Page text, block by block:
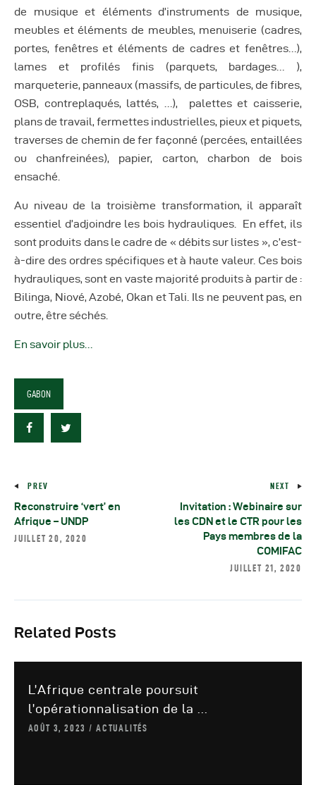
de musique et éléments d’instruments de musique,
meubles et éléments de meubles, menuiserie (cadres,
portes, fenêtres et éléments de cadres et fenêtres…),
lames et profilés finis (parquets, bardages… ),
marqueterie, panneaux (massifs, de particules, de fibres,
OSB, contreplaqués, lattés, …), palettes et caisserie,
plans de travail, fermettes industrielles, pieux et piquets,
traverses de chemin de fer façonné (percées, entaillées
ou chanfreinées), papier, carton, charbon de bois
ensaché.
Au niveau de la troisième transformation, il apparaît
essentiel d’adjoindre les bois hydrauliques. En effet, ils
sont produits dans le cadre de « débits sur listes », c’est-
à-dire des ordres spécifiques et à haute valeur. Ces bois
hydrauliques, sont en vaste majorité produits à partir de :
Bilinga, Niové, Azobé, Okan et Tali. Ils ne peuvent pas, en
outre, être séchés.
En savoir plus…
GABON
PREV
Reconstruire ‘vert’ en
Afrique – UNDP
JUILLET 20, 2020
NEXT
Invitation : Webinaire sur
les CDN et le CTR pour les
Pays membres de la
COMIFAC
JUILLET 21, 2020
Related Posts
L’Afrique centrale poursuit
l’opérationnalisation de la ...
AOÛT 3, 2023 ACTUALITÉS